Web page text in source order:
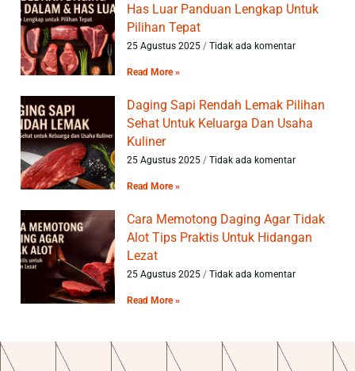
Has Luar Panduan Lengkap Untuk
Pilihan Tepat
25 Agustus 2025 Tidak ada komentar
Read More »
Daging Sapi Rendah Lemak Pilihan
Sehat Untuk Keluarga Dan Usaha
Kuliner
25 Agustus 2025 Tidak ada komentar
Read More »
Cara Memotong Daging Agar Tidak
Alot Tips Praktis Untuk Hidangan
Lezat
25 Agustus 2025 Tidak ada komentar
Read More »